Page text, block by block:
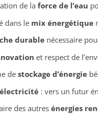
de la force de l’eau
dans le mix énergétique
durablenécessaire
et respect de
destockage d’énergie
: vers un futur
des autres énergies